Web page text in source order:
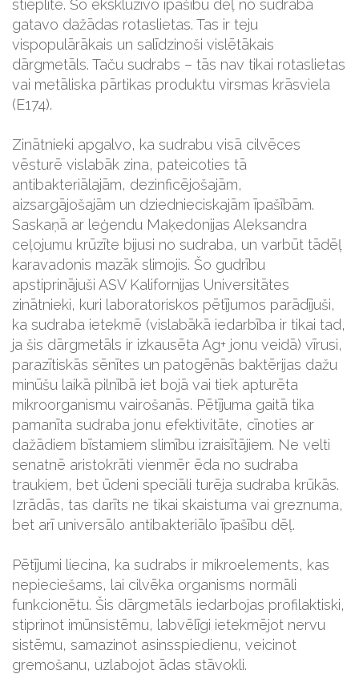
stieplītē. Šo ekskluzīvo īpašību dēļ no sudraba
gatavo dažādas rotaslietas. Tas ir teju
vispopulārākais un salīdzinoši vislētākais
dārgmetāls. Taču sudrabs – tās nav tikai rotaslietas
vai metāliska pārtikas produktu virsmas krāsviela
(E174).
Zinātnieki apgalvo, ka sudrabu visā cilvēces
vēsturē vislabāk zina, pateicoties tā
antibakteriālajām, dezinficējošajām,
aizsargājošajām un dziednieciskajām īpašībām.
Saskaņā ar leģendu Maķedonijas Aleksandra
ceļojumu krūzīte bijusi no sudraba, un varbūt tādēļ
karavadonis mazāk slimojis. Šo gudrību
apstiprinājuši ASV Kalifornijas Universitātes
zinātnieki, kuri laboratoriskos pētījumos parādījuši,
ka sudraba ietekmē (vislabākā iedarbība ir tikai tad,
ja šis dārgmetāls ir izkausēta Ag+ jonu veidā) vīrusi,
parazītiskās sēnītes un patogēnās baktērijas dažu
minūšu laikā pilnībā iet bojā vai tiek apturēta
mikroorganismu vairošanās. Pētījuma gaitā tika
pamanīta sudraba jonu efektivitāte, cīnoties ar
dažādiem bīstamiem slimību izraisītājiem. Ne velti
senatnē aristokrāti vienmēr ēda no sudraba
traukiem, bet ūdeni speciāli turēja sudraba krūkās.
Izrādās, tas darīts ne tikai skaistuma vai greznuma,
bet arī universālo antibakteriālo īpašību dēļ.
Pētījumi liecina, ka sudrabs ir mikroelements, kas
nepieciešams, lai cilvēka organisms normāli
funkcionētu. Šis dārgmetāls iedarbojas profilaktiski,
stiprinot imūnsistēmu, labvēlīgi ietekmējot nervu
sistēmu, samazinot asinsspiedienu, veicinot
gremošanu, uzlabojot ādas stāvokli.